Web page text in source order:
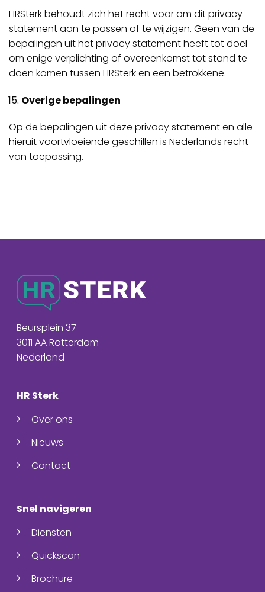
HRSterk behoudt zich het recht voor om dit privacy
statement aan te passen of te wijzigen. Geen van de
bepalingen uit het privacy statement heeft tot doel
om enige verplichting of overeenkomst tot stand te
doen komen tussen HRSterk en een betrokkene.
Overige bepalingen
Op de bepalingen uit deze privacy statement en alle
hieruit voortvloeiende geschillen is Nederlands recht
van toepassing.
Beursplein 37
3011 AA Rotterdam
Nederland
HR Sterk
Over ons
Nieuws
Contact
Snel navigeren
Diensten
Quickscan
Brochure